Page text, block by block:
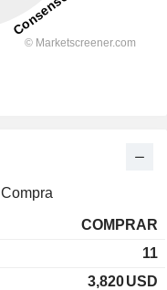
Compra
COMPRAR
11
3,820USD